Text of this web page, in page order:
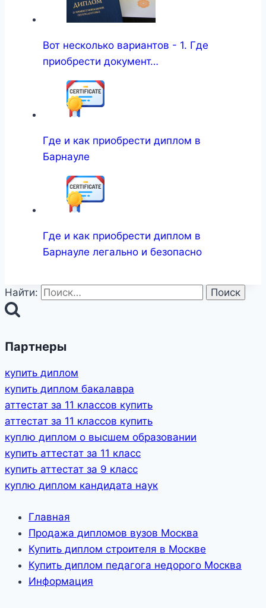
Вот несколько вариантов - 1. Где
приобрести документ…
Где и как приобрести диплом в
Барнауле
Где и как приобрести диплом в
Барнауле легально и безопасно
Найти:
Партнеры
купить диплом
купить диплом бакалавра
аттестат за 11 классов купить
аттестат за 11 классов купить
куплю диплом о высшем образовании
купить аттестат за 11 класс
купить аттестат за 9 класс
куплю диплом кандидата наук
Главная
Продажа дипломов вузов Москва
Купить диплом строителя в Москве
Купить диплом педагога недорого Москва
Информация